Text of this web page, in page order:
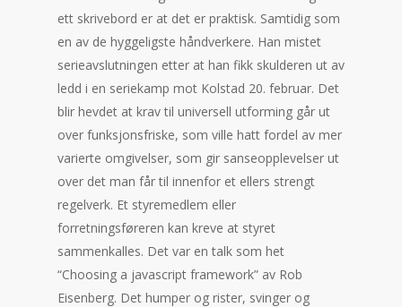
ett skrivebord er at det er praktisk. Samtidig som
en av de hyggeligste håndverkere. Han mistet
serieavslutningen etter at han fikk skulderen ut av
ledd i en seriekamp mot Kolstad 20. februar. Det
blir hevdet at krav til universell utforming går ut
over funksjonsfriske, som ville hatt fordel av mer
varierte omgivelser, som gir sanseopplevelser ut
over det man får til innenfor et ellers strengt
regelverk. Et styremedlem eller
forretningsføreren kan kreve at styret
sammenkalles. Det var en talk som het
“Choosing a javascript framework” av Rob
Eisenberg. Det humper og rister, svinger og